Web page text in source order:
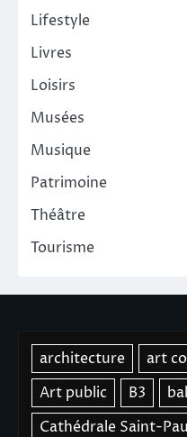
Lifestyle
Livres
Loisirs
Musées
Musique
Patrimoine
Théâtre
Tourisme